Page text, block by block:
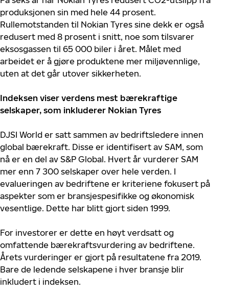
produksjonen sin med hele 44 prosent.
Rullemotstanden til Nokian Tyres sine dekk er også
redusert med 8 prosent i snitt, noe som tilsvarer
eksosgassen til 65 000 biler i året. Målet med
arbeidet er å gjøre produktene mer miljøvennlige,
uten at det går utover sikkerheten.
Indeksen viser verdens mest bærekraftige
selskaper, som inkluderer Nokian Tyres
DJSI World er satt sammen av bedriftsledere innen
global bærekraft. Disse er identifisert av SAM, som
nå er en del av S&P Global. Hvert år vurderer SAM
mer enn 7 300 selskaper over hele verden. I
evalueringen av bedriftene er kriteriene fokusert på
aspekter som er bransjespesifikke og økonomisk
vesentlige. Dette har blitt gjort siden 1999.
For investorer er dette en høyt verdsatt og
omfattende bærekraftsvurdering av bedriftene.
Årets vurderinger er gjort på resultatene fra 2019.
Bare de ledende selskapene i hver bransje blir
inkludert i indeksen.